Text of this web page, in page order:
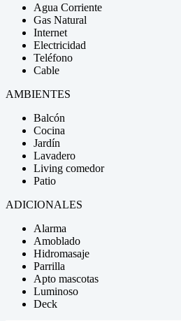
Agua Corriente
Gas Natural
Internet
Electricidad
Teléfono
Cable
AMBIENTES
Balcón
Cocina
Jardín
Lavadero
Living comedor
Patio
ADICIONALES
Alarma
Amoblado
Hidromasaje
Parrilla
Apto mascotas
Luminoso
Deck